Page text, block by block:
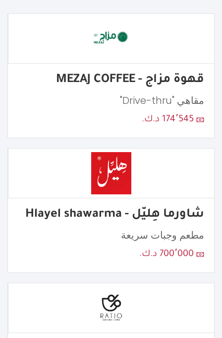
قهوة مزاج - MEZAJ COFFEE
مقاهي "Drive-thru"
174٬545 د.ك.
شاورما هِليّل - Hlayel shawarma
مطعم وجبات سريعة
700٬000 د.ك.